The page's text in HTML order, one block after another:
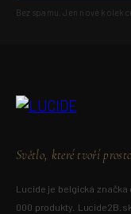
Bez spamu. Jen nové
Světlo, které tvoří
Lucide je belgická
000 produkty.